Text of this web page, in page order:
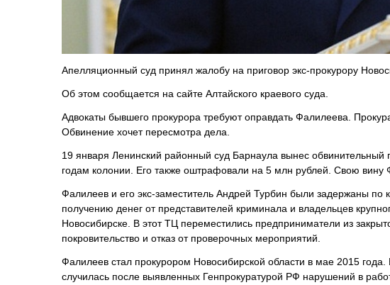
Апелляционный суд принял жалобу на приговор экс-прокурору
Об этом сообщается на сайте Алтайского краевого суда.
Адвокаты бывшего прокурора требуют оправдать Фалилеева.
Обвинение хочет пересмотра дела.
19 января Ленинский районный суд Барнаула вынес
годам колонии. Его также оштрафовали на 5 млн рублей. Свою вину
Фалилеев и его экс-заместитель Андрей Турбин были задержаны по
получению денег от представителей криминала и владельцев
Новосибирске. В этот ТЦ переместились предприниматели из
покровительство и отказ от проверочных мероприятий.
Фалилеев стал прокурором Новосибирской области в мае 2015 года.
случилась после выявленных Генпрокуратурой РФ нарушений в